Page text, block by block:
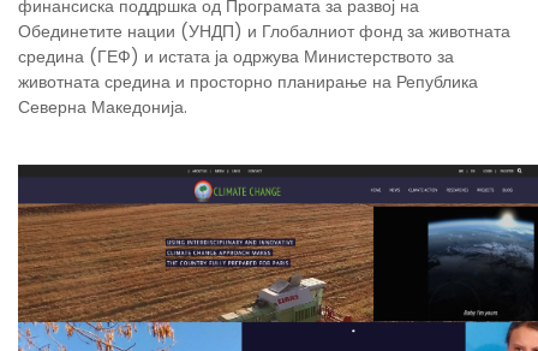
финансиска поддршка од Програмата за развој на
Обединетите нации (УНДП) и Глобалниот фонд за животната
средина (ГЕФ) и истата ја одржува Министерството за
животната средина и просторно планирање на Република
Северна Македонија.